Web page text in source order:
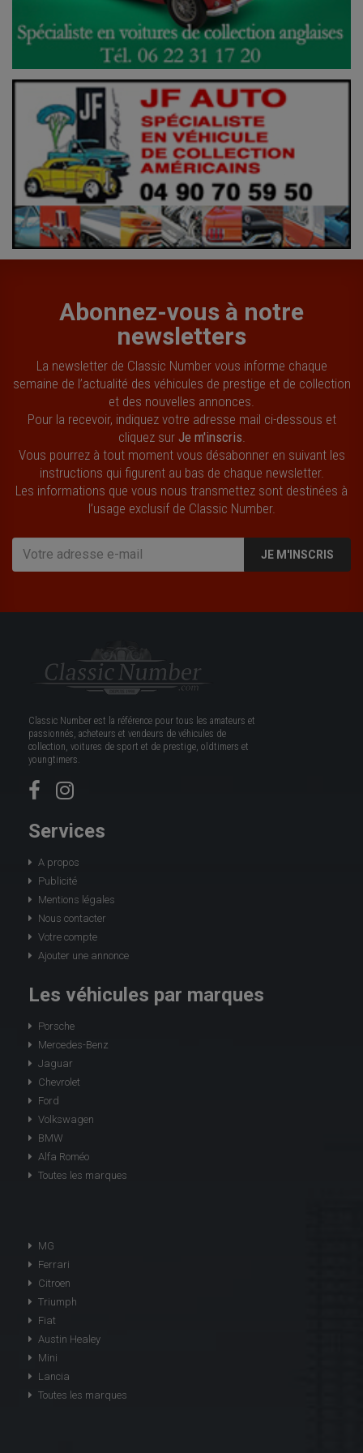
Abonnez-vous à notre
newsletters
La newsletter de Classic Number vous informe chaque
semaine de l’actualité des véhicules de prestige et de collection
et des nouvelles annonces.
Pour la recevoir, indiquez votre adresse mail ci-dessous et
cliquez sur Je m'inscris
Vous pourrez à tout moment vous désabonner en suivant les
instructions qui figurent au bas de chaque newsletter.
Les informations que vous nous transmettez sont destinées à
l’usage exclusif de Classic Number.
JE M'INSCRIS
Classic Number est la référence pour tous les amateurs et
passionnés, acheteurs et vendeurs de véhicules de
collection, voitures de sport et de prestige, oldtimers et
youngtimers.
Services
A propos
Publicité
Mentions légales
Nous contacter
Votre compte
Ajouter une annonce
Les véhicules par marques
Porsche
Mercedes-Benz
Jaguar
Chevrolet
Ford
Volkswagen
BMW
Alfa Roméo
Toutes les marques
MG
Ferrari
Citroen
Triumph
Fiat
Austin Healey
Mini
Lancia
Toutes les marques